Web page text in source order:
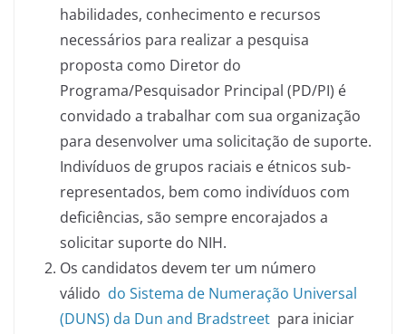
habilidades, conhecimento e recursos
necessários para realizar a pesquisa
proposta como Diretor do
Programa/Pesquisador Principal (PD/PI) é
convidado a trabalhar com sua organização
para desenvolver uma solicitação de suporte.
Indivíduos de grupos raciais e étnicos sub-
representados, bem como indivíduos com
deficiências, são sempre encorajados a
solicitar suporte do NIH.
Os candidatos devem ter um número
válido do Sistema de Numeração Universal
(DUNS) da Dun and Bradstreet para iniciar